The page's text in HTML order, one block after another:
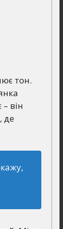
тон.
він
де